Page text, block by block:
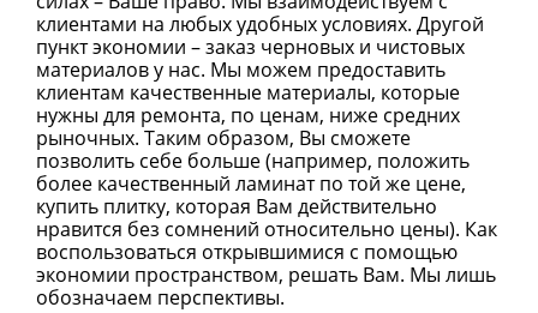
клиентами на любых удобных условиях. Другой
пункт экономии – заказ черновых и чистовых
материалов у нас. Мы можем предоставить
клиентам качественные материалы, которые
нужны для ремонта, по ценам, ниже средних
рыночных. Таким образом, Вы сможете
позволить себе больше (например, положить
более качественный ламинат по той же цене,
купить плитку, которая Вам действительно
нравится без сомнений относительно цены). Как
воспользоваться открывшимися с помощью
экономии пространством, решать Вам. Мы лишь
обозначаем перспективы.